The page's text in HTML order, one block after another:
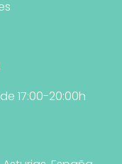
17:00-20:00h